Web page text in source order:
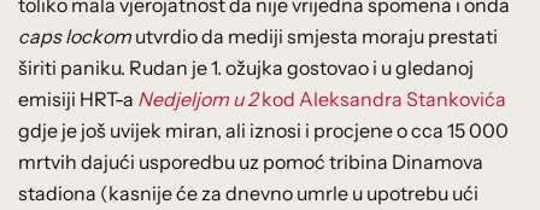
caps lockom utvrdio da mediji smjesta moraju prestati
širiti paniku. Rudan je 1. ožujka gostovao i u gledanoj
emisiji HRT-a Nedjeljom u 2kod Aleksandra Stankovića
gdje je još uvijek miran, ali iznosi i procjene o cca 15 000
mrtvih dajući usporedbu uz pomoć tribina Dinamova
stadiona (kasnije će za dnevno umrle u upotrebu ući